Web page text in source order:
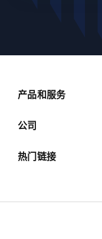
产品和服务
公司
热门链接